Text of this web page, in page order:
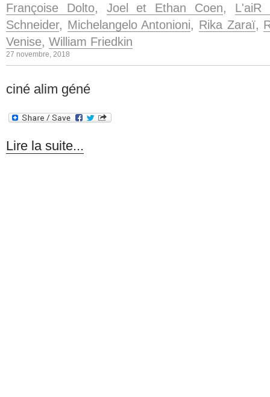
Françoise Dolto, Joel et Ethan Coen, L'aiR
Schneider, Michelangelo Antonioni, Rika Zaraï,
Venise, William Friedkin
27 novembre, 2018
ciné alim géné
Lire la suite...